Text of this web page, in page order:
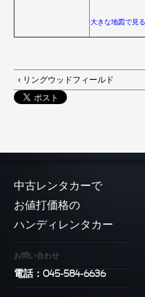
大きな地図で見る
‹ リングウッドフィールド
中古レンタカーで
お値打価格の
ハンディレンタカー
お問い合わせ
電話：045-584-6636